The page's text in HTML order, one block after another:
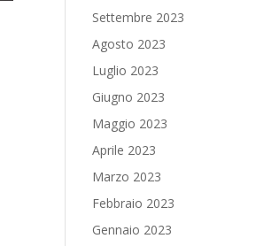
Settembre 2023
Agosto 2023
Luglio 2023
Giugno 2023
Maggio 2023
Aprile 2023
Marzo 2023
Febbraio 2023
Gennaio 2023